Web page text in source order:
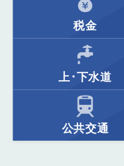
税金
上･下水道
公共交通